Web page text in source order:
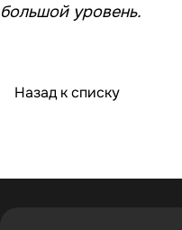
большой уровень.
Назад к списку